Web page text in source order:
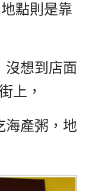
地點則是靠
沒想到店面
上，
海產粥，地